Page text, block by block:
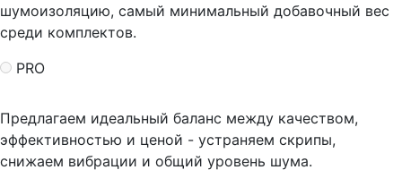
шумоизоляцию, самый минимальный добавочный вес
среди комплектов.
PRO
Предлагаем идеальный баланс между качеством,
эффективностью и ценой - устраняем скрипы,
снижаем вибрации и общий уровень шума.